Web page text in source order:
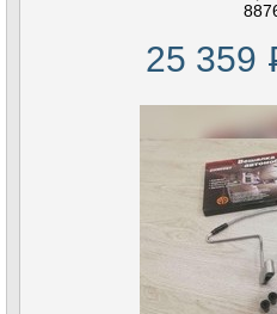
25 359